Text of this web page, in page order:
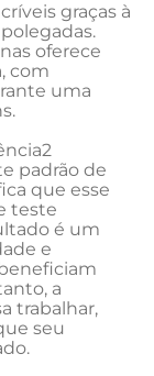
graças à
oferece
com
uma
padrão de
que esse
teste
é um
e
a
trabalhar,
seu